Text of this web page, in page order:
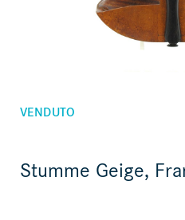
VENDUTO
Stumme Geige,